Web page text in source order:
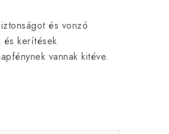
és vonzó
és kerítések
vannak kitéve.